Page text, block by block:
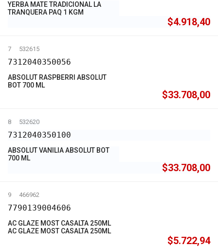
YERBA MATE TRADICIONAL LA
TRANQUERA PAQ 1 KGM
$4.918,40
7 532615
7312040350056
ABSOLUT RASPBERRI ABSOLUT
BOT 700 ML
$33.708,00
8 532620
7312040350100
ABSOLUT VANILIA ABSOLUT BOT
700 ML
$33.708,00
9 466962
7790139004606
AC GLAZE MOST CASALTA 250ML
AC GLAZE MOST CASALTA 250ML
$5.722,94